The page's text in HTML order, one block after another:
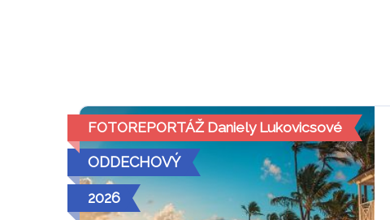
FOTOREPORTÁŽ Daniely Lukovicsové
ODDECHOVÝ
2026